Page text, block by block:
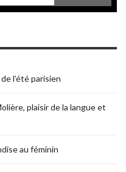
l’été parisien
plaisir de la langue et
au féminin